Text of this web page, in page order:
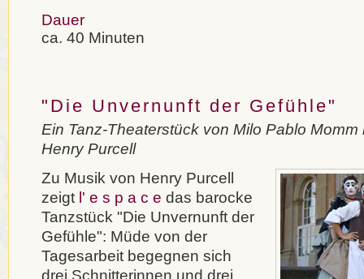
Dauer
ca. 40 Minuten
"Die Unvernunft der Gefühle"
Ein Tanz-Theaterstück von Milo Pablo
Henry Purcell
Zu Musik von Henry Purcell
zeigt l' e s p a c e das barocke
Tanzstück "Die Unvernunft der
Gefühle": Müde von der
Tagesarbeit begegnen sich